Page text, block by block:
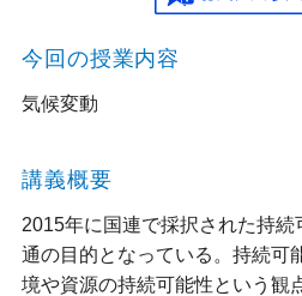
今回の授業内容
気候変動
講義概要
2015年に国連で採択された持
通の目的となっている。持続可
境や資源の持続可能性という観